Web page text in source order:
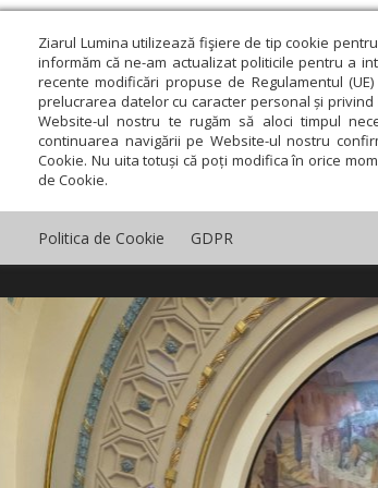
Ziarul Lumina utilizează fişiere de tip cookie
informăm că ne-am actualizat politicile pentru a
recente modificări propuse de Regulamentul
prelucrarea datelor cu caracter personal și
Website-ul nostru te rugăm să aloci timpul
continuarea navigării pe Website-ul nostru
Cookie. Nu uita totuși că poți modifica în orice
de Cookie.
Politica de Cookie GDPR